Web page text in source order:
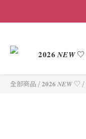
𝟐𝟎𝟐𝟔 𝑵𝑬𝑾 ♡
全部商品 /𝟐𝟎𝟐𝟔 𝑵𝑬𝑾 ♡ /